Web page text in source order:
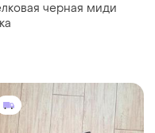
черная миди